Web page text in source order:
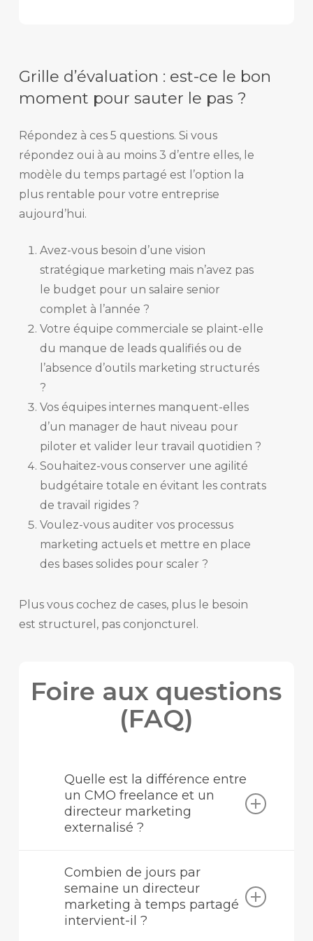
Grille d’évaluation : est-ce le bon
moment pour sauter le pas ?
Répondez à ces 5 questions. Si vous
répondez oui à au moins 3 d’entre elles, le
modèle du temps partagé est l’option la
plus rentable pour votre entreprise
aujourd’hui.
Avez-vous besoin d’une vision
stratégique marketing mais n’avez pas
le budget pour un salaire senior
complet à l’année ?
Votre équipe commerciale se plaint-elle
du manque de leads qualifiés ou de
l’absence d’outils marketing structurés
?
Vos équipes internes manquent-elles
d’un manager de haut niveau pour
piloter et valider leur travail quotidien ?
Souhaitez-vous conserver une agilité
budgétaire totale en évitant les contrats
de travail rigides ?
Voulez-vous auditer vos processus
marketing actuels et mettre en place
des bases solides pour scaler ?
Plus vous cochez de cases, plus le besoin
est structurel, pas conjoncturel.
Foire aux questions
(FAQ)
Quelle est la différence entre
un CMO freelance et un
directeur marketing
externalisé ?
généralement des tâches d’exécution
ciblées à la commande. Le directeur
marketing externalisé (ou Fractional
CMO) intervient au niveau stratégique
Combien de jours par
semaine un directeur
marketing à temps partagé
intervient-il ?